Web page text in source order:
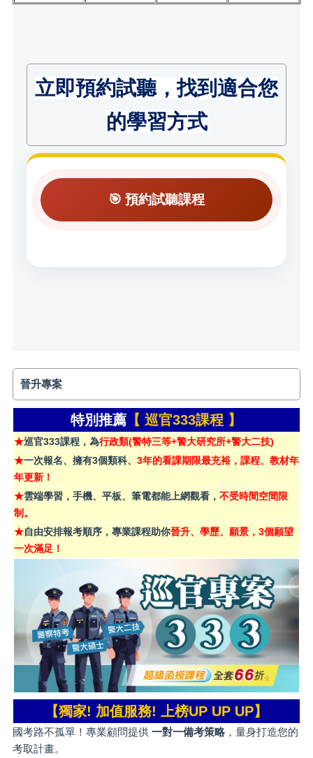
立即預約試聽，找到適合您
的學習方式
🎯 預約試聽課程
晉升專案
特別推薦 【 巡官333課程 】
★巡官333課程，為行政類(警特三等+警大研究所+警大二技)
★一次報名、擁有3個類科、 3年的看課期限最充裕，課程、教材年
年更新！
★雲端學習，手機、平板、筆電都能上網觀看， 不受時間空間限
制。
★自由安排報考順序，專業課程助你晉升、學歷、願景，3個願望
一次滿足！
【獨家! 加值服務! 上榜UP UP UP】
國考路不孤單！專業顧問提供 一對一備考策略，量身打造您的
考取計畫。